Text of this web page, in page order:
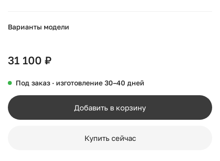
Варианты модели
31 100 ₽
Под заказ · изготовление 30–40 дней
Добавить в корзину
Купить сейчас